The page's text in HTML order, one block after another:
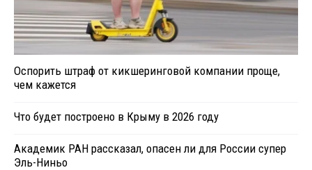
Оспорить штраф от кикшеринговой компании проще,
чем кажется
Что будет построено в Крыму в 2026 году
Академик РАН рассказал, опасен ли для России супер
Эль-Ниньо